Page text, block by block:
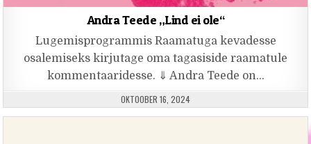
Andra Teede „Lind ei ole“
Lugemisprogrammis Raamatuga kevadesse
osalemiseks kirjutage oma tagasiside raamatule
kommentaaridesse. ⇓ Andra Teede on…
PUBLISHED DATE:
OKTOOBER 16, 2024